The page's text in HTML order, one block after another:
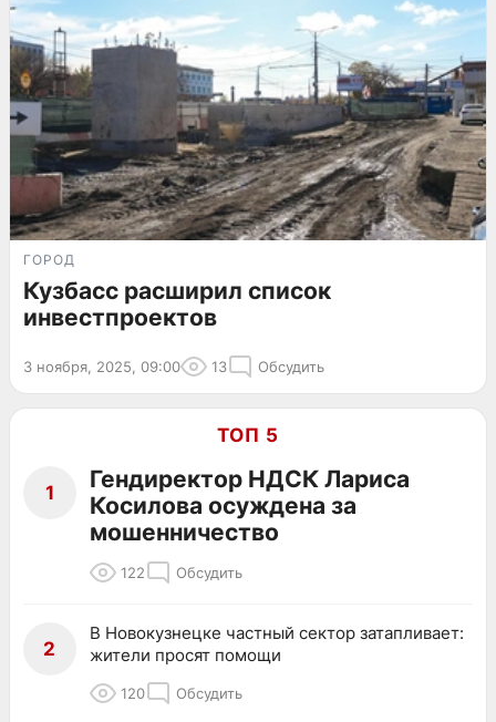
ГОРОД
Кузбасс расширил список
инвестпроектов
3 ноября, 2025, 09:00 13 Обсудить
ТОП 5
1
Гендиректор НДСК Лариса
Косилова осуждена за
мошенничество
122 Обсудить
2
В Новокузнецке частный сектор затапливает:
жители просят помощи
120 Обсудить